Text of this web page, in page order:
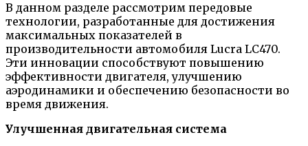
В данном разделе рассмотрим передовые
технологии, разработанные для достижения
максимальных показателей в
производительности автомобиля Lucra LC470.
Эти инновации способствуют повышению
эффективности двигателя, улучшению
аэродинамики и обеспечению безопасности во
время движения.
Улучшенная двигательная система